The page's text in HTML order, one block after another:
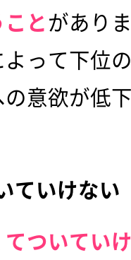
とがあり
って下位
意欲が低
ていけない
ついてい